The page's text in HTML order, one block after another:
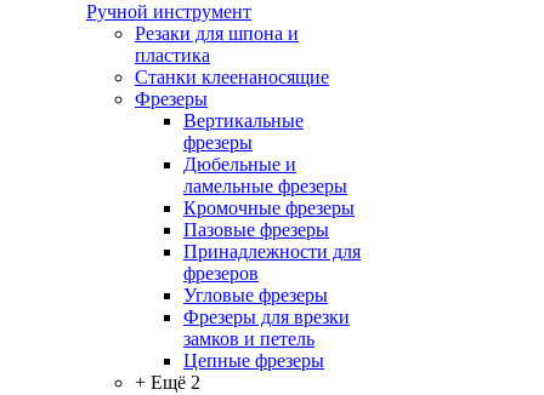
Ручной инструмент
Резаки для шпона и
пластика
Станки клеенаносящие
Фрезеры
Вертикальные
фрезеры
Дюбельные и
ламельные фрезеры
Кромочные фрезеры
Пазовые фрезеры
Принадлежности для
фрезеров
Угловые фрезеры
Фрезеры для врезки
замков и петель
Цепные фрезеры
+ Ещё 2